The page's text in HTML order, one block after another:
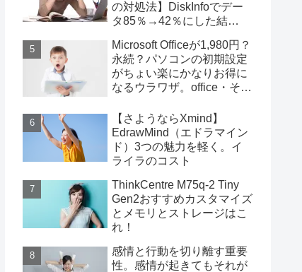
の対処法】DiskInfoでデー
タ85％→42％にした結
Microsoft Officeが1,980円？
永続？パソコンの初期設定
がちょい楽にかなりお得に
なるウラワザ。office・その
【さようならXmind】
EdrawMind（エドラマイン
ド）3つの魅力を軽く。イ
ライラのコスト
ThinkCentre M75q-2 Tiny
Gen2おすすめカスタマイズ
とメモリとストレージはこ
れ！
感情と行動を切り離す重要
性。感情が起きてもそれが